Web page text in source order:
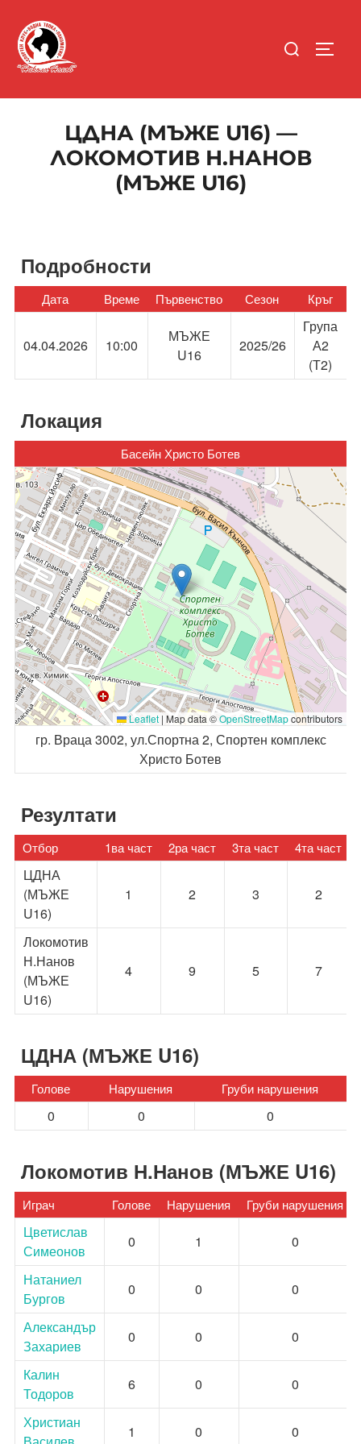
content
Search
for:
ЦДНА (МЪЖЕ U16) —
ЛОКОМОТИВ Н.НАНОВ
(МЪЖЕ U16)
Подробности
Дата Време Първенство Сезон Кръг
04.04.2026 10:00
МЪЖЕ
U16
2025/26
Група
А2
(Т2)
Локация
Басейн Христо Ботев
Leaflet | Map data ©OpenStreetMapcontributors
гр. Враца 3002, ул.Спортна 2, Спортен комплекс
Христо Ботев
Резултати
Отбор 1ва част 2ра част 3та част 4та част
ЦДНА
(МЪЖЕ
U16)
1 2 3 2
Локомотив
Н.Нанов
(МЪЖЕ
U16)
4 9 5 7
ЦДНА (МЪЖЕ U16)
Голове Нарушения Груби нарушения
0 0 0
Локомотив Н.Нанов (МЪЖЕ U16)
Играч Голове Нарушения Груби нарушения
Цветислав
Симеонов
0 1 0
Натаниел
Бургов
0 0 0
Александър
Захариев
0 0 0
Калин
Тодоров
6 0 0
Христиан
1 0 0